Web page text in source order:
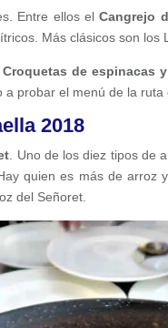
Entre ellos elCangrejo
Más clásicos son
Croquetas de espinacas
probar el menú de la ruta
2018
. Uno de los diez tipos de
quien es más de arroz
del Señoret.